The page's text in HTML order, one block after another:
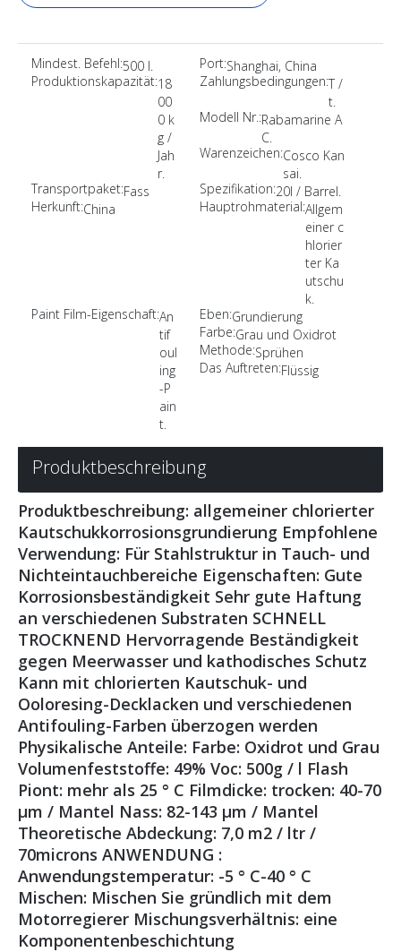
Mindest. Befehl:500 l. Port:Shanghai, China
Produktionskapazität:18
00
0 k
g /
Jah
r.
Zahlungsbedingungen:T /
t.
Modell Nr.:Rabamarine A
C.
Warenzeichen:Cosco Kan
sai.
Transportpaket:Fass Spezifikation:20l / Barrel.
Herkunft:China Hauptrohmaterial:Allgem
einer c
hlorier
ter Ka
utschu
k.
Paint Film-Eigenschaft:An
tif
oul
ing
-P
ain
t.
Eben:Grundierung
Farbe:Grau und Oxidrot
Methode:Sprühen
Das Auftreten:Flüssig
Produktbeschreibung
Produktbeschreibung: allgemeiner chlorierter
Kautschukkorrosionsgrundierung Empfohlene
Verwendung: Für Stahlstruktur in Tauch- und
Nichteintauchbereiche Eigenschaften: Gute
Korrosionsbeständigkeit Sehr gute Haftung
an verschiedenen Substraten SCHNELL
TROCKNEND Hervorragende Beständigkeit
gegen Meerwasser und kathodisches Schutz
Kann mit chlorierten Kautschuk- und
Ooloresing-Decklacken und verschiedenen
Antifouling-Farben überzogen werden
Physikalische Anteile: Farbe: Oxidrot und Grau
Volumenfeststoffe: 49% Voc: 500g / l Flash
Piont: mehr als 25 ° C Filmdicke: trocken: 40-70
μm / Mantel Nass: 82-143 μm / Mantel
Theoretische Abdeckung: 7,0 m2 / ltr /
70microns ANWENDUNG :
Anwendungstemperatur: -5 ° C-40 ° C
Mischen: Mischen Sie gründlich mit dem
Motorregierer Mischungsverhältnis: eine
Komponentenbeschichtung